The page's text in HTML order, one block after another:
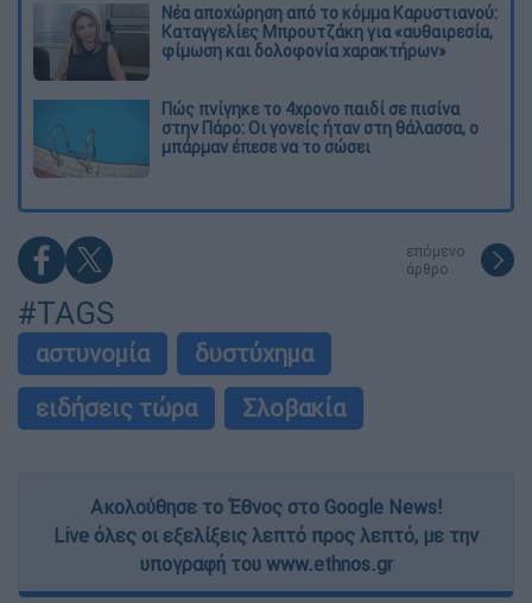
Νέα αποχώρηση από το κόμμα Καρυστιανού:
Καταγγελίες Μπρουτζάκη για «αυθαιρεσία,
φίμωση και δολοφονία χαρακτήρων»
Πώς πνίγηκε το 4χρονο παιδί σε πισίνα
στην Πάρο: Οι γονείς ήταν στη θάλασσα, ο
μπάρμαν έπεσε να το σώσει
επόμενο
άρθρο
#TAGS
αστυνομία
δυστύχημα
ειδήσεις τώρα
Σλοβακία
Ακολούθησε το Έθνος στο Google News!
Live όλες οι εξελίξεις λεπτό προς λεπτό, με την
υπογραφή του www.ethnos.gr